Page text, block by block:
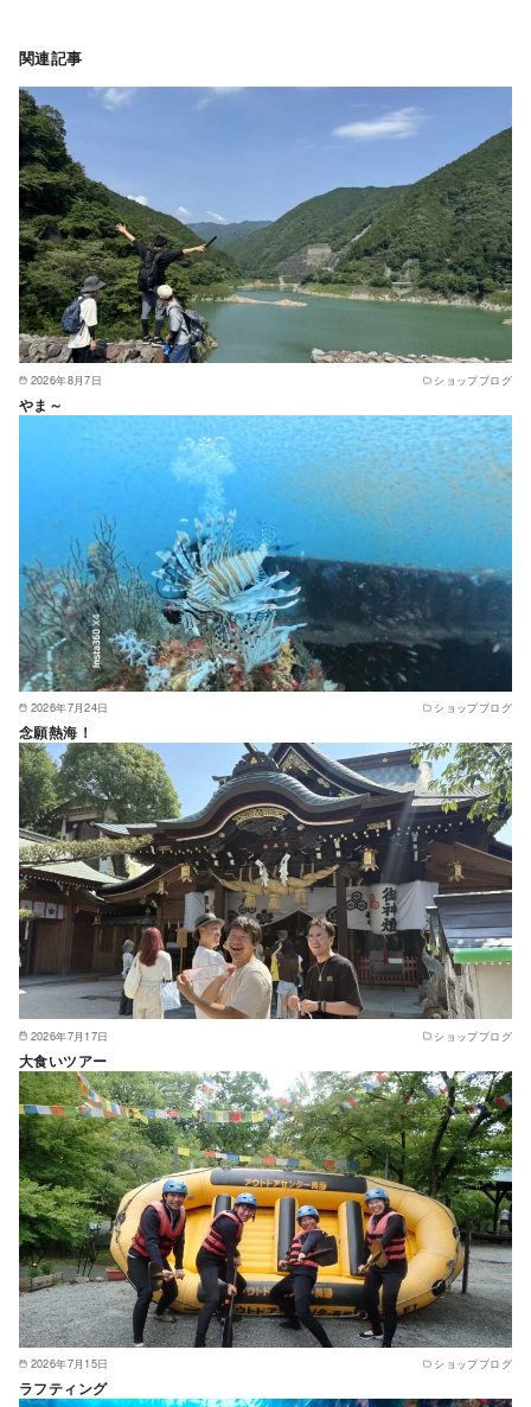
関連記事
2026年8月7日 ショップブログ
やま～
2026年7月24日 ショップブログ
念願熱海！
2026年7月17日 ショップブログ
大食いツアー
2026年7月15日 ショップブログ
ラフティング